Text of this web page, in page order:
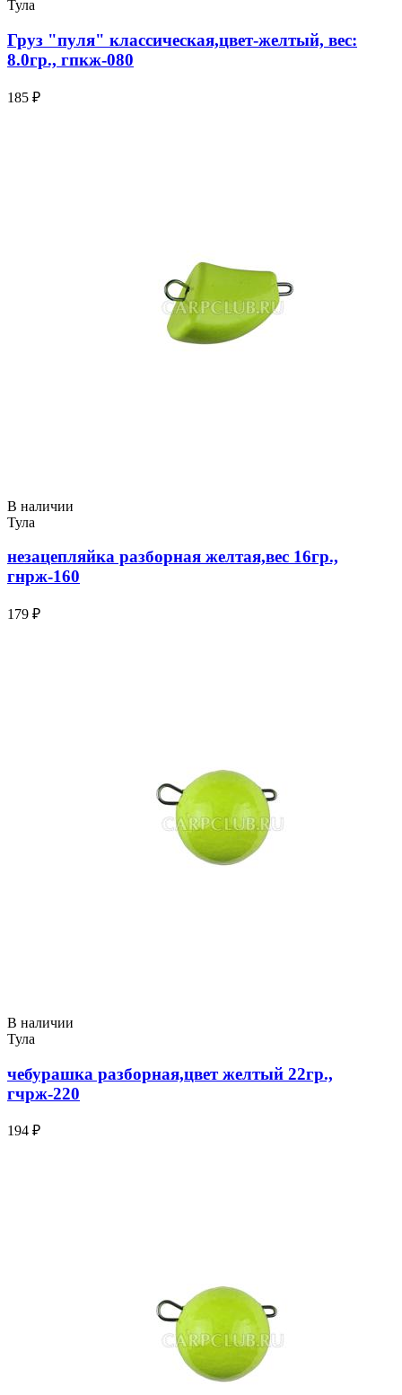
Тула
Груз "пуля" классическая,цвет-желтый, вес:
8.0гр., гпкж-080
185 ₽
В наличии
Тула
незацепляйка разборная желтая,вес 16гр.,
гнрж-160
179 ₽
В наличии
Тула
чебурашка разборная,цвет желтый 22гр.,
гчрж-220
194 ₽